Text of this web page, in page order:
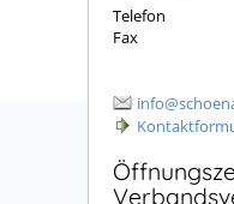
Telefon
Fax